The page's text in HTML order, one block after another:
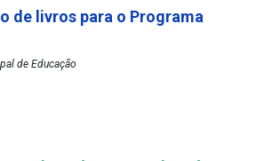
de livros para o Programa
de Educação